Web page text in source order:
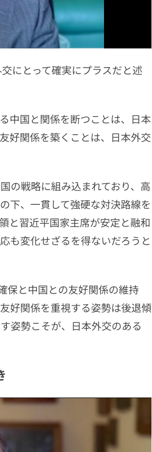
にとって確実にプラスだと述
中国と関係を断つことは、日本
好関係を築くことは、日本外交
の戦略に組み込まれており、高
下、一貫して強硬な対決路線を
と習近平国家主席が安定と融和
も変化せざるを得ないだろうと
保と中国との友好関係の維持
好関係を重視する姿勢は後退傾
姿勢こそが、日本外交のある